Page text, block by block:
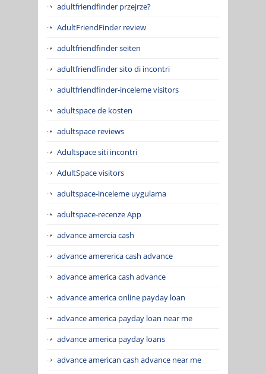
adultfriendfinder przejrze?
AdultFriendFinder review
adultfriendfinder seiten
adultfriendfinder sito di incontri
adultfriendfinder-inceleme visitors
adultspace de kosten
adultspace reviews
Adultspace siti incontri
AdultSpace visitors
adultspace-inceleme uygulama
adultspace-recenze App
advance amercia cash
advance amererica cash advance
advance america cash advance
advance america online payday loan
advance america payday loan near me
advance america payday loans
advance american cash advance near me